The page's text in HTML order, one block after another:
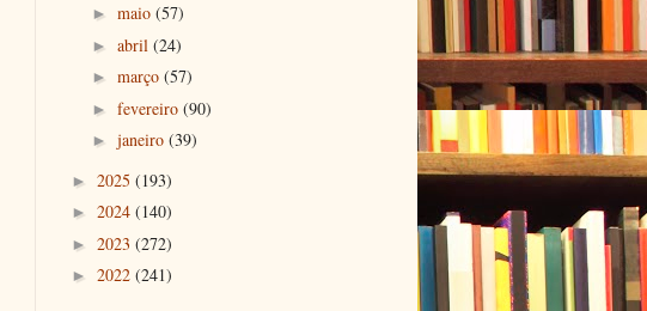
► maio (57)
► abril (24)
► março (57)
► fevereiro (90)
► janeiro (39)
► 2025 (193)
► 2024 (140)
► 2023 (272)
► 2022 (241)